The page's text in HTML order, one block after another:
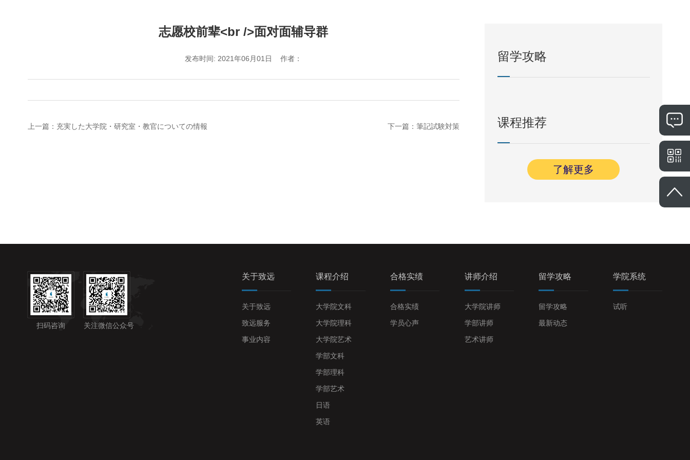
留学攻略
课程推荐
了解更多
志愿校前辈<br />面对面辅导群
发布时间: 2021年06月01日 作者：
上一篇：充実した大学院・研究室・教官についての情報 下一篇：筆記試験対策
扫码咨询 关注微信公众号
关于致远
关于致远
致远服务
事业内容
课程介绍
大学院文科
大学院理科
大学院艺术
学部文科
学部理科
学部艺术
日语
英语
合格实绩
合格实绩
学员心声
讲师介绍
大学院讲师
学部讲师
艺术讲师
留学攻略
留学攻略
最新动态
学院系统
试听